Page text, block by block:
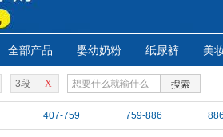
全部产品 婴幼奶粉 纸尿裤 美
X
3段 搜索
407-759 759-886